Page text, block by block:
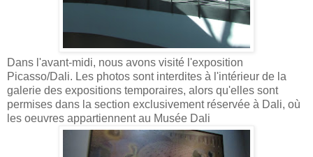
Dans l'avant-midi, nous avons visité l'exposition
Picasso/Dali. Les photos sont interdites à l'intérieur de la
galerie des expositions temporaires, alors qu'elles sont
permises dans la section exclusivement réservée à Dali, où
les oeuvres appartiennent au Musée Dali